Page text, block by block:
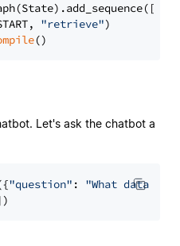
"retrieve")
Let's ask the chatbot a
"question" : "What data